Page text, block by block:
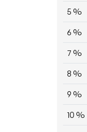
5 %
6 %
7 %
8 %
9 %
10 %